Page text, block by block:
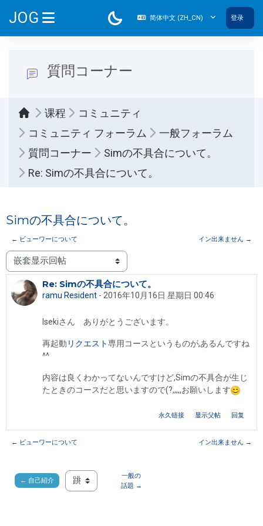
JOG 简体中文 ‎(ZH_CN)‎ 登录
質問コーナー
课程
コミュニティ
コミュニティ フォーラム
一般フォーラム
質問コーナー
Simの不具合について。
Re: Simの不具合について。
Simの不具合について。
← ビューワーについて イン出来ません →
显示模式
Re: Simの不具合について。
ramu Resident - 2016年10月16日 星期日 00:46
回帖数：0
Isekiさん ありがとうございます。
再起動 リクエスト専用コースというものが,あるんですね
^^
内容は良くわかってないんですけど,Simの不具合が生じ
たときのコースだと思いますので(?,,,,,お願いします
永久链接 显示父帖 回复
← ビューワーについて イン出来ません →
← 自己紹介
跳至...
一般の
話題 →